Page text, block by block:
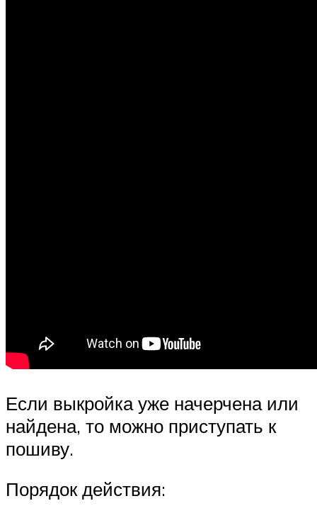
Если выкройка уже начерчена или
найдена, то можно приступать к
пошиву.
Порядок действия: